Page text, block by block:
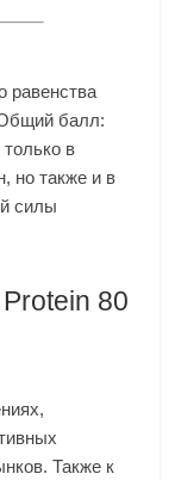
равенства
балл:
в
но также и в
силы
80
Также к